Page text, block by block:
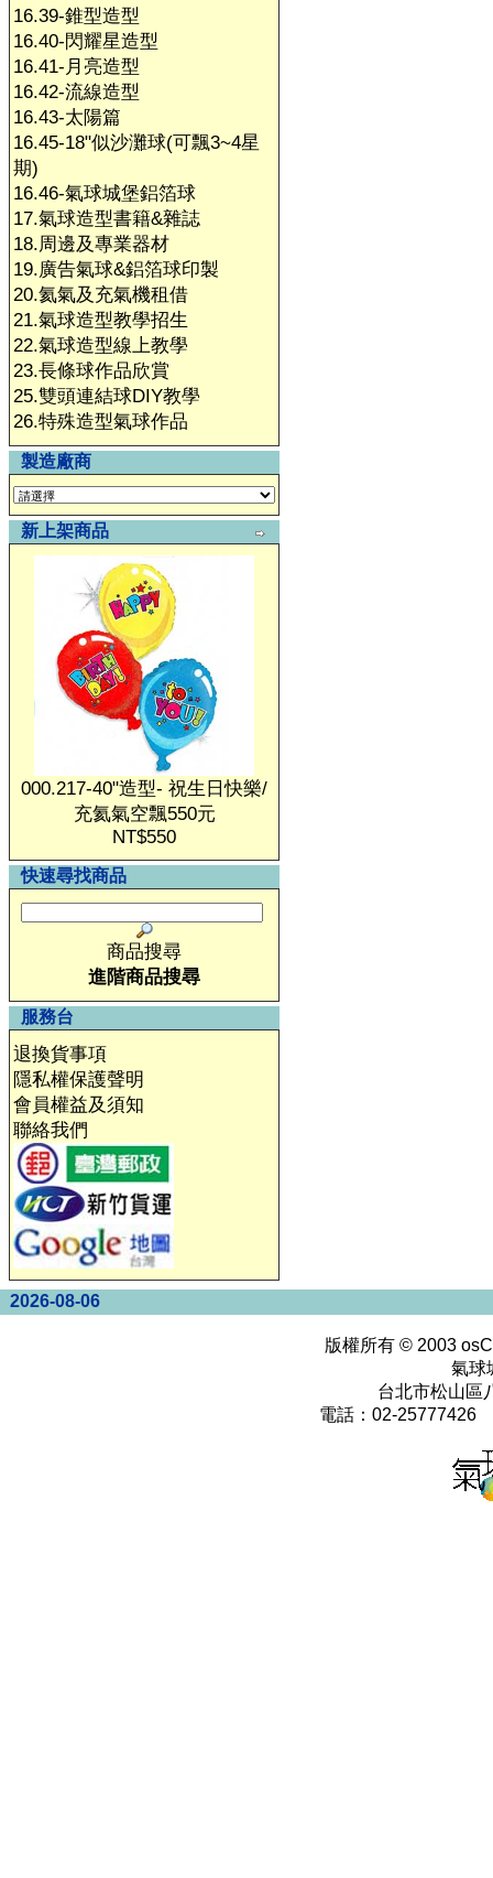
16.39-錐型造型
16.40-閃耀星造型
16.41-月亮造型
16.42-流線造型
16.43-太陽篇
16.45-18"似沙灘球(可飄3~4星
期)
16.46-氣球城堡鋁箔球
17.氣球造型書籍&雜誌
18.周邊及專業器材
19.廣告氣球&鋁箔球印製
20.氦氣及充氣機租借
21.氣球造型教學招生
22.氣球造型線上教學
23.長條球作品欣賞
25.雙頭連結球DIY教學
26.特殊造型氣球作品
製造廠商
新上架商品
000.217-40"造型- 祝生日快樂/
充氦氣空飄550元
NT$550
快速尋找商品
商品搜尋
進階商品搜尋
服務台
退換貨事項
隱私權保護聲明
會員權益及須知
聯絡我們
2026-08-06
版權所有 © 2003
氣球
台北市松山區
電話：02-25777426